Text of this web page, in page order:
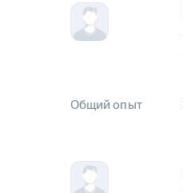
Общий опыт